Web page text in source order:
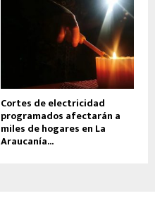
Cortes de electricidad
programados afectarán a
miles de hogares en La
Araucanía...